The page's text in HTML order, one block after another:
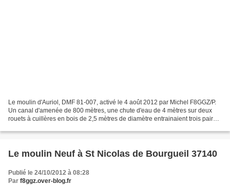
Le moulin d'Auriol, DMF 81-007, activé le 4 août 2012 par Michel F8GGZ/P.
Un canal d'amenée de 800 mètres, une chute d'eau de 4 mètres sur deux
rouets à cuillères en bois de 2,5 mètres de diamètre entrainaient trois paires
Le moulin Neuf à St Nicolas de Bourgueil 37140
Publié le 24/10/2012 à 08:28
Par f8ggz.over-blog.fr